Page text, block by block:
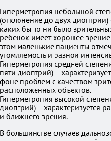
Гиперметропия небольшой
(отклонение до двух диоптрий)
каких бы то ни было
ребенок имеет хорошее
этом маленькие пациенты
утомляемость и разной
Гиперметропия средней
пяти диоптрий) –
фоне проблем с качеством
расположенных объектов.
Гиперметропия высокой
диоптрий) – характеризуется
и ближнего зрения.
В большинстве случаев